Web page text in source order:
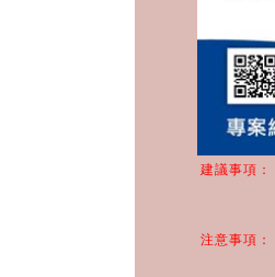
建議事項：
注意事項：